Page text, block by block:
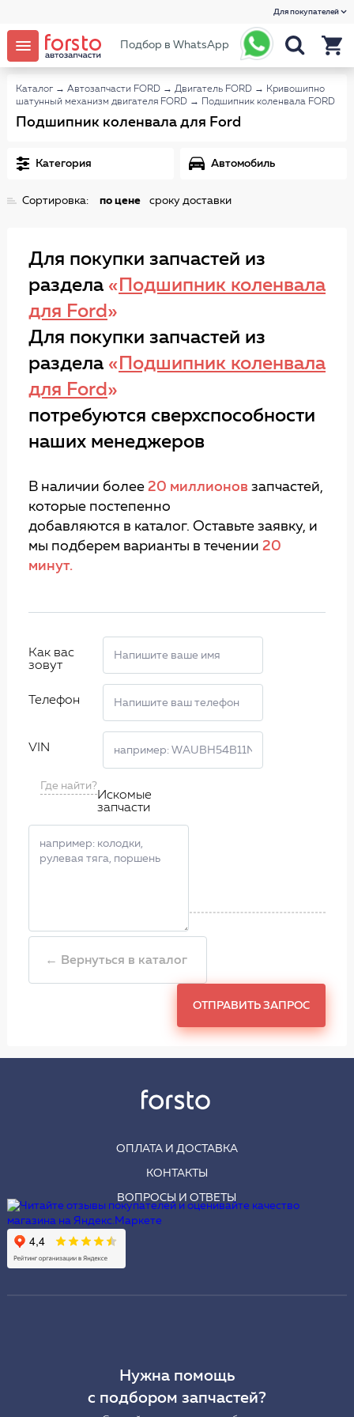
Для покупателей
Подбор в WhatsApp
Каталог → Автозапчасти FORD → Двигатель FORD → Кривошипно
шатунный механизм двигателя FORD → Подшипник коленвала FORD
Подшипник коленвала для Ford
Категория Автомобиль
Сортировка: по цене сроку доставки
Для покупки запчастей из
раздела « Подшипник коленвала
для Ford »
Для покупки запчастей из
раздела « Подшипник коленвала
для Ford »
потребуются сверхспособности
наших менеджеров
В наличии более 20 миллионов запчастей,
которые постепенно
добавляются в каталог. Оставьте заявку, и
мы подберем варианты в течении 20
минут.
Как вас
зовут
Телефон
VIN
Где найти?
Искомые
запчасти
← Вернуться в каталог
ОТПРАВИТЬ ЗАПРОС
ОПЛАТА И ДОСТАВКА
КОНТАКТЫ
ВОПРОСЫ И ОТВЕТЫ
Нужна помощь
с подбором запчастей?